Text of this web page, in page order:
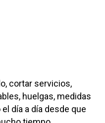
cortar servicios,
huelgas, medidas
día a día desde que